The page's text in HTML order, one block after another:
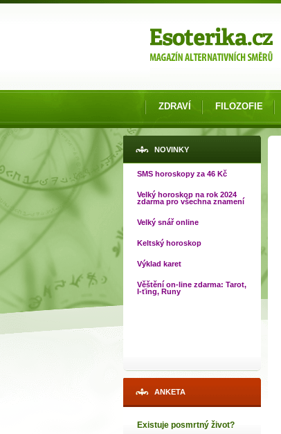
ZDRAVÍ FILOZOFIE
NOVINKY
SMS horoskopy za 46 Kč
Velký horoskop na rok 2024
zdarma pro všechna znamení
Velký snář online
Keltský horoskop
Výklad karet
Věštění on-line zdarma: Tarot,
I-ťing, Runy
ANKETA
Existuje posmrtný život?